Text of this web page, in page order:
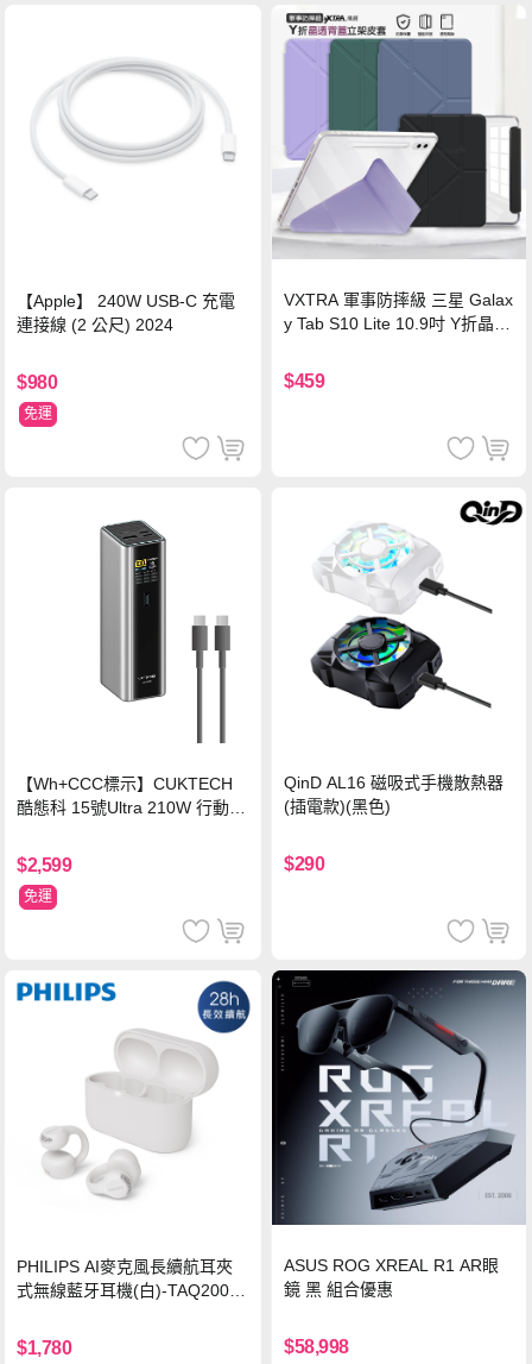
【Apple】 240W USB-C 充電
連接線 (2 公尺) 2024
$980
免運
VXTRA 軍事防摔級 三星 Galax
y Tab S10 Lite 10.9吋 Y折晶透
$459
【Wh+CCC標示】CUKTECH
酷態科 15號Ultra 210W 行動電
$2,599
免運
QinD AL16 磁吸式手機散熱器
(插電款)(黑色)
$290
PHILIPS AI麥克風長續航耳夾
式無線藍牙耳機(白)-TAQ2000
$1,780
ASUS ROG XREAL R1 AR眼
鏡 黑 組合優惠
$58,998